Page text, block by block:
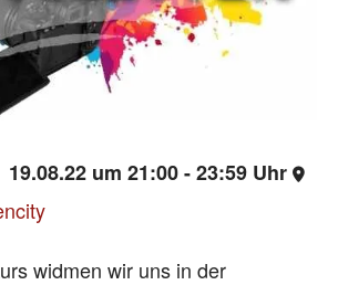
19.08.22 um 21:00 - 23:59 Uhr
widmen wir uns in der